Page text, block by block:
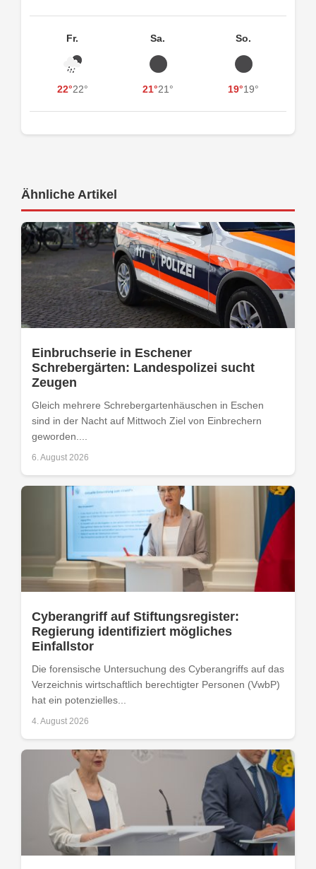
Fr.
22°22°
Sa.
21°21°
So.
19°19°
Ähnliche Artikel
Einbruchserie in Eschener
Schrebergärten: Landespolizei sucht
Zeugen
Gleich mehrere Schrebergartenhäuschen in Eschen
sind in der Nacht auf Mittwoch Ziel von Einbrechern
geworden....
6. August 2026
Cyberangriff auf Stiftungsregister:
Regierung identifiziert mögliches
Einfallstor
Die forensische Untersuchung des Cyberangriffs auf das
Verzeichnis wirtschaftlich berechtigter Personen (VwbP)
hat ein potenzielles...
4. August 2026